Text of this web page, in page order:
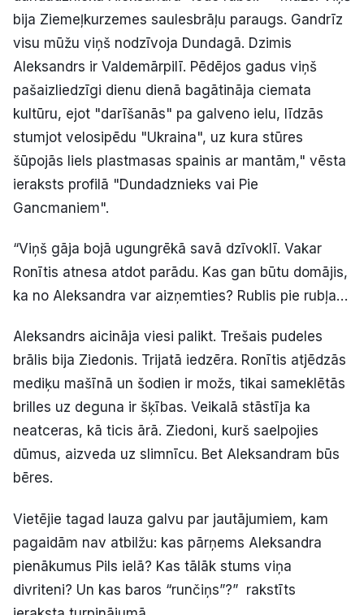
bija Ziemeļkurzemes saulesbrāļu paraugs. Gandrīz
visu mūžu viņš nodzīvoja Dundagā. Dzimis
Aleksandrs ir Valdemārpilī. Pēdējos gadus viņš
pašaizliedzīgi dienu dienā bagātināja ciemata
kultūru, ejot "darīšanās" pa galveno ielu, līdzās
stumjot velosipēdu "Ukraina", uz kura stūres
šūpojās liels plastmasas spainis ar mantām," vēsta
ieraksts profilā "Dundadznieks vai Pie
Gancmaniem".
“Viņš gāja bojā ugungrēkā savā dzīvoklī. Vakar
Ronītis atnesa atdot parādu. Kas gan būtu domājis,
ka no Aleksandra var aizņemties? Rublis pie rubļa…
Aleksandrs aicināja viesi palikt. Trešais pudeles
brālis bija Ziedonis. Trijatā iedzēra. Ronītis atjēdzās
mediķu mašīnā un šodien ir možs, tikai sameklētās
brilles uz deguna ir šķības. Veikalā stāstīja ka
neatceras, kā ticis ārā. Ziedoni, kurš saelpojies
dūmus, aizveda uz slimnīcu. Bet Aleksandram būs
bēres.
Vietējie tagad lauza galvu par jautājumiem, kam
pagaidām nav atbilžu: kas pārņems Aleksandra
pienākumus Pils ielā? Kas tālāk stums viņa
divriteni? Un kas baros “runčiņs”?” rakstīts